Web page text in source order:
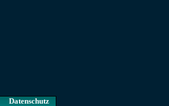
Datenschutz